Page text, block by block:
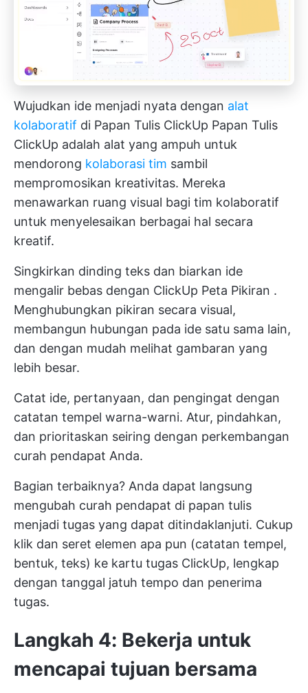
Wujudkan ide menjadi nyata dengan alat
kolaboratif di Papan Tulis ClickUp Papan Tulis
ClickUp adalah alat yang ampuh untuk
mendorong kolaborasi tim sambil
mempromosikan kreativitas. Mereka
menawarkan ruang visual bagi tim kolaboratif
untuk menyelesaikan berbagai hal secara
kreatif.
Singkirkan dinding teks dan biarkan ide
mengalir bebas dengan ClickUp Peta Pikiran .
Menghubungkan pikiran secara visual,
membangun hubungan pada ide satu sama lain,
dan dengan mudah melihat gambaran yang
lebih besar.
Catat ide, pertanyaan, dan pengingat dengan
catatan tempel warna-warni. Atur, pindahkan,
dan prioritaskan seiring dengan perkembangan
curah pendapat Anda.
Bagian terbaiknya? Anda dapat langsung
mengubah curah pendapat di papan tulis
menjadi tugas yang dapat ditindaklanjuti. Cukup
klik dan seret elemen apa pun (catatan tempel,
bentuk, teks) ke kartu tugas ClickUp, lengkap
dengan tanggal jatuh tempo dan penerima
tugas.
Langkah 4: Bekerja untuk
mencapai tujuan bersama